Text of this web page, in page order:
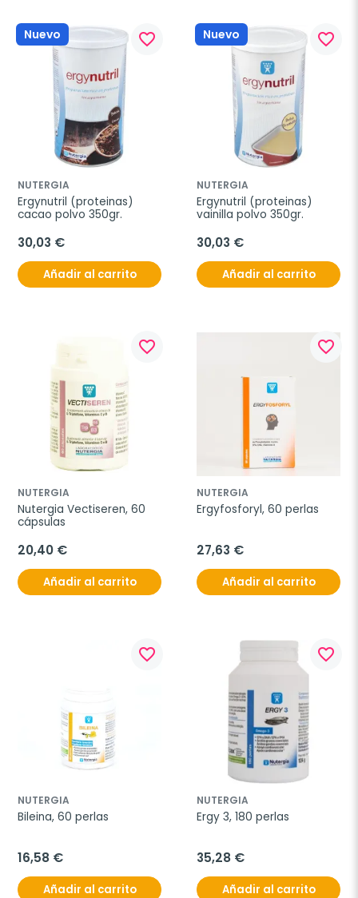
Nuevo favorite_border
NUTERGIA
Ergynutril (proteinas)
cacao polvo 350gr.
30,03 €
Añadir al carrito
Nuevo favorite_border
NUTERGIA
Ergynutril (proteinas)
vainilla polvo 350gr.
30,03 €
Añadir al carrito
favorite_border
NUTERGIA
Nutergia Vectiseren, 60
cápsulas
20,40 €
Añadir al carrito
favorite_border
NUTERGIA
Ergyfosforyl, 60 perlas
27,63 €
Añadir al carrito
favorite_border
NUTERGIA
Bileina, 60 perlas
16,58 €
Añadir al carrito
favorite_border
NUTERGIA
Ergy 3, 180 perlas
35,28 €
Añadir al carrito